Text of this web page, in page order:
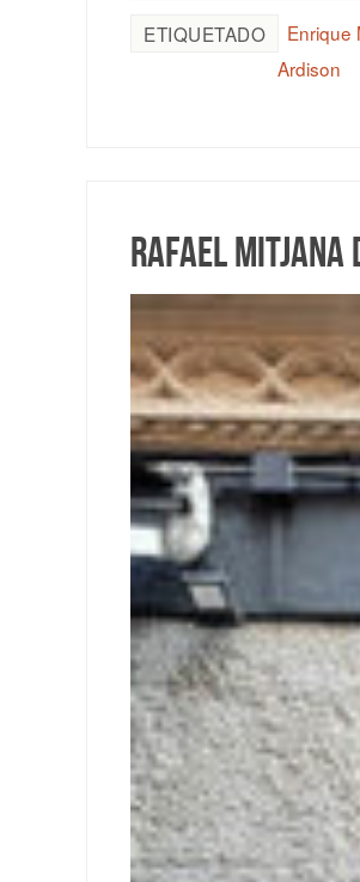
ETIQUETADO Enrique
Ardison
Rafael